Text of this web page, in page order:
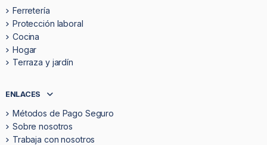
Ferretería
Protección laboral
Cocina
Hogar
Terraza y jardín
ENLACES
Métodos de Pago Seguro
Sobre nosotros
Trabaja con nosotros